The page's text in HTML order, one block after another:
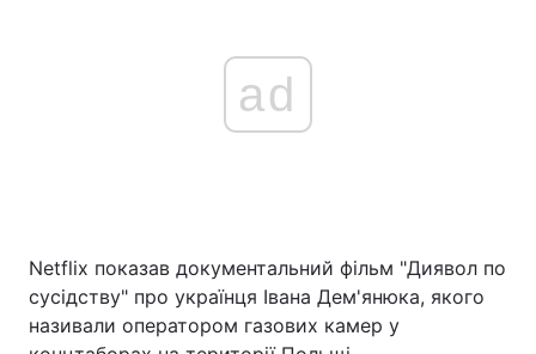
ad
Netflix показав документальний фільм "Диявол по
сусідству" про українця Івана Дем'янюка, якого
називали оператором газових камер у